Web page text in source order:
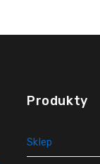
Produkty
Sklep